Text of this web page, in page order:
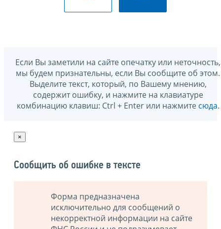
Если Вы заметили на сайте опечатку или неточность,
мы будем признательны, если Вы сообщите об этом.
Выделите текст, который, по Вашему мнению,
содержит ошибку, и нажмите на клавиатуре
комбинацию клавиш: Ctrl + Enter или нажмите сюда.
×
Сообщить об ошибке в тексте
Форма предназначена
исключительно для сообщений о
некорректной информации на сайте